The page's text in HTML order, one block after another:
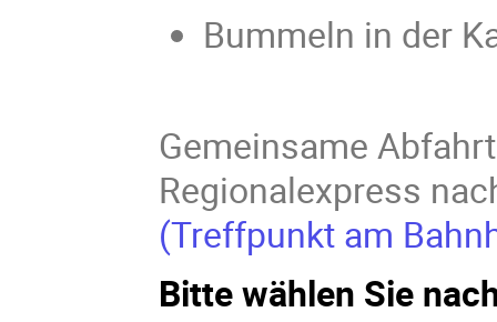
Bummeln in der
Gemeinsame
Regionalexpress
(Treffpunkt am
Bitte wählen Sie